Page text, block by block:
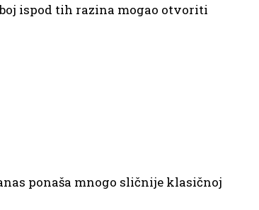
ispod tih razina mogao otvoriti
ponaša mnogo sličnije klasičnoj